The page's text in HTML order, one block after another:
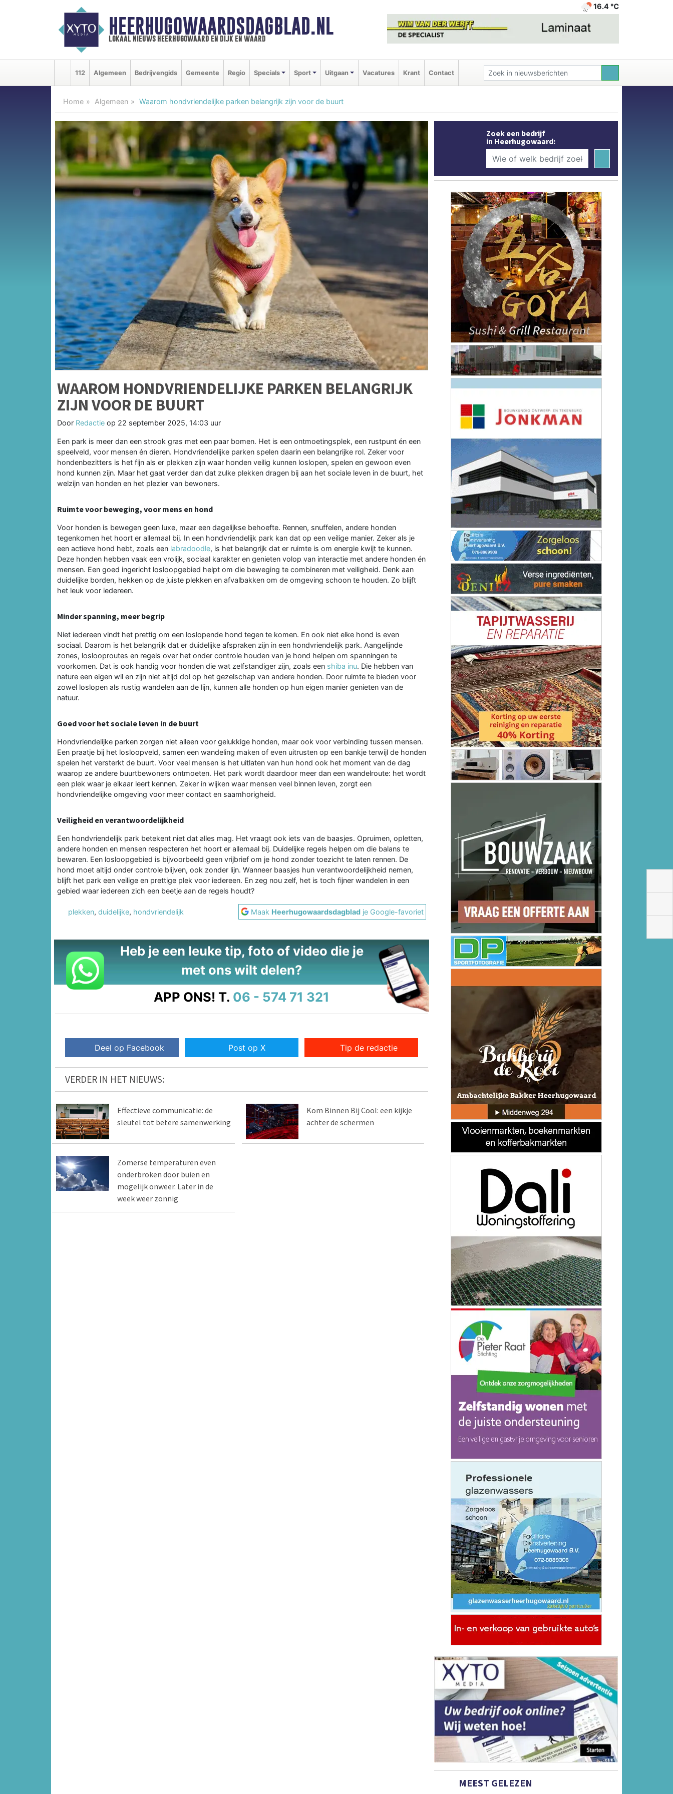
HEERHUGOWAARDSDAGBLAD.NL
lokaal nieuws heerhugowaard en dijk en waard
16.4 ℃
112 Algemeen Bedrijvengids Gemeente Regio Specials Sport Uitgaan Vacatures Krant Contact
Home Algemeen Waarom hondvriendelijke parken belangrijk zijn voor de buurt
WAAROM HONDVRIENDELIJKE PARKEN BELANGRIJK
ZIJN VOOR DE BUURT
Door Redactie op 22 september 2025, 14:03 uur
Een park is meer dan een strook gras met een paar bomen. Het is een ontmoetingsplek, een rustpunt én een
speelveld, voor mensen én dieren. Hondvriendelijke parken spelen daarin een belangrijke rol. Zeker voor
hondenbezitters is het fijn als er plekken zijn waar honden veilig kunnen loslopen, spelen en gewoon even
hond kunnen zijn. Maar het gaat verder dan dat zulke plekken dragen bij aan het sociale leven in de buurt, het
welzijn van honden en het plezier van bewoners.
Ruimte voor beweging, voor mens en hond
Voor honden is bewegen geen luxe, maar een dagelijkse behoefte. Rennen, snuffelen, andere honden
tegenkomen het hoort er allemaal bij. In een hondvriendelijk park kan dat op een veilige manier. Zeker als je
een actieve hond hebt, zoals een labradoodle, is het belangrijk dat er ruimte is om energie kwijt te kunnen.
Deze honden hebben vaak een vrolijk, sociaal karakter en genieten volop van interactie met andere honden én
mensen. Een goed ingericht losloopgebied helpt om die beweging te combineren met veiligheid. Denk aan
duidelijke borden, hekken op de juiste plekken en afvalbakken om de omgeving schoon te houden. Zo blijft
het leuk voor iedereen.
Minder spanning, meer begrip
Niet iedereen vindt het prettig om een loslopende hond tegen te komen. En ook niet elke hond is even
sociaal. Daarom is het belangrijk dat er duidelijke afspraken zijn in een hondvriendelijk park. Aangelijnde
zones, loslooproutes en regels over het onder controle houden van je hond helpen om spanningen te
voorkomen. Dat is ook handig voor honden die wat zelfstandiger zijn, zoals een shiba inu. Die hebben van
nature een eigen wil en zijn niet altijd dol op het gezelschap van andere honden. Door ruimte te bieden voor
zowel loslopen als rustig wandelen aan de lijn, kunnen alle honden op hun eigen manier genieten van de
natuur.
Goed voor het sociale leven in de buurt
Hondvriendelijke parken zorgen niet alleen voor gelukkige honden, maar ook voor verbinding tussen mensen.
Een praatje bij het losloopveld, samen een wandeling maken of even uitrusten op een bankje terwijl de honden
spelen het versterkt de buurt. Voor veel mensen is het uitlaten van hun hond ook het moment van de dag
waarop ze andere buurtbewoners ontmoeten. Het park wordt daardoor meer dan een wandelroute: het wordt
een plek waar je elkaar leert kennen. Zeker in wijken waar mensen veel binnen leven, zorgt een
hondvriendelijke omgeving voor meer contact en saamhorigheid.
Veiligheid en verantwoordelijkheid
Een hondvriendelijk park betekent niet dat alles mag. Het vraagt ook iets van de baasjes. Opruimen, opletten,
andere honden en mensen respecteren het hoort er allemaal bij. Duidelijke regels helpen om die balans te
bewaren. Een losloopgebied is bijvoorbeeld geen vrijbrief om je hond zonder toezicht te laten rennen. De
hond moet altijd onder controle blijven, ook zonder lijn. Wanneer baasjes hun verantwoordelijkheid nemen,
blijft het park een veilige en prettige plek voor iedereen. En zeg nou zelf, het is toch fijner wandelen in een
gebied waar iedereen zich een beetje aan de regels houdt?
plekken, duidelijke, hondvriendelijk Maak Heerhugowaardsdagblad je Google-favoriet
Heb je een leuke tip, foto of video die je
met ons wilt delen?
APP ONS! T. 06 - 574 71 321
Deel op Facebook Post op X Tip de redactie
VERDER IN HET NIEUWS:
Effectieve communicatie: de
sleutel tot betere samenwerking
Kom Binnen Bij Cool: een kijkje
achter de schermen
Zomerse temperaturen even
onderbroken door buien en
mogelijk onweer. Later in de
week weer zonnig
Zoek een bedrijf
in Heerhugowaard:
MEEST GELEZEN